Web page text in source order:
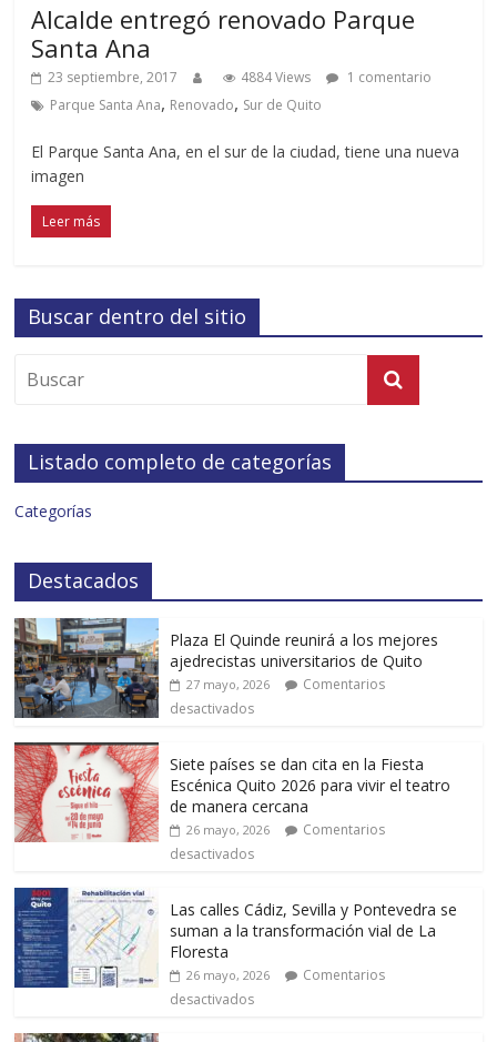
Alcalde entregó renovado Parque
Santa Ana
23 septiembre, 2017 4884 Views
1 comentario
Parque Santa Ana, Renovado, Sur de Quito
El Parque Santa Ana, en el sur de la ciudad, tiene una nueva
imagen
Leer más
Buscar dentro del sitio
Listado completo de categorías
Categorías
Destacados
Plaza El Quinde reunirá a los mejores
ajedrecistas universitarios de Quito
27 mayo, 2026
Comentarios
desactivados
Siete países se dan cita en la Fiesta
Escénica Quito 2026 para vivir el teatro
de manera cercana
26 mayo, 2026
Comentarios
desactivados
Las calles Cádiz, Sevilla y Pontevedra se
suman a la transformación vial de La
Floresta
26 mayo, 2026
Comentarios
desactivados